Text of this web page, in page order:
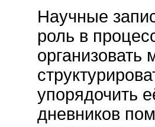
Научные
роль в
упорядочить
дневников